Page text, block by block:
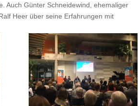
Auch Günter Schneidewind, ehemaliger
Heer über seine Erfahrungen mit